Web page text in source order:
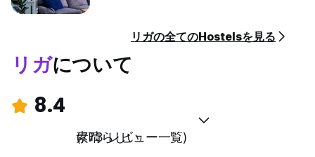
リガの全てのHostelsを見る
リガについて
8.4
素晴らしい
(773 レビュー一覧)